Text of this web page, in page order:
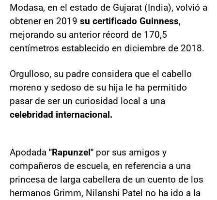
Modasa, en el estado de Gujarat (India), volvió a
obtener en 2019 su certificado Guinness,
mejorando su anterior récord de 170,5
centímetros establecido en diciembre de 2018.
Orgulloso, su padre considera que el cabello
moreno y sedoso de su hija le ha permitido
pasar de ser un curiosidad local a una
celebridad internacional.
Apodada "Rapunzel" por sus amigos y
compañeros de escuela, en referencia a una
princesa de larga cabellera de un cuento de los
hermanos Grimm, Nilanshi Patel no ha ido a la